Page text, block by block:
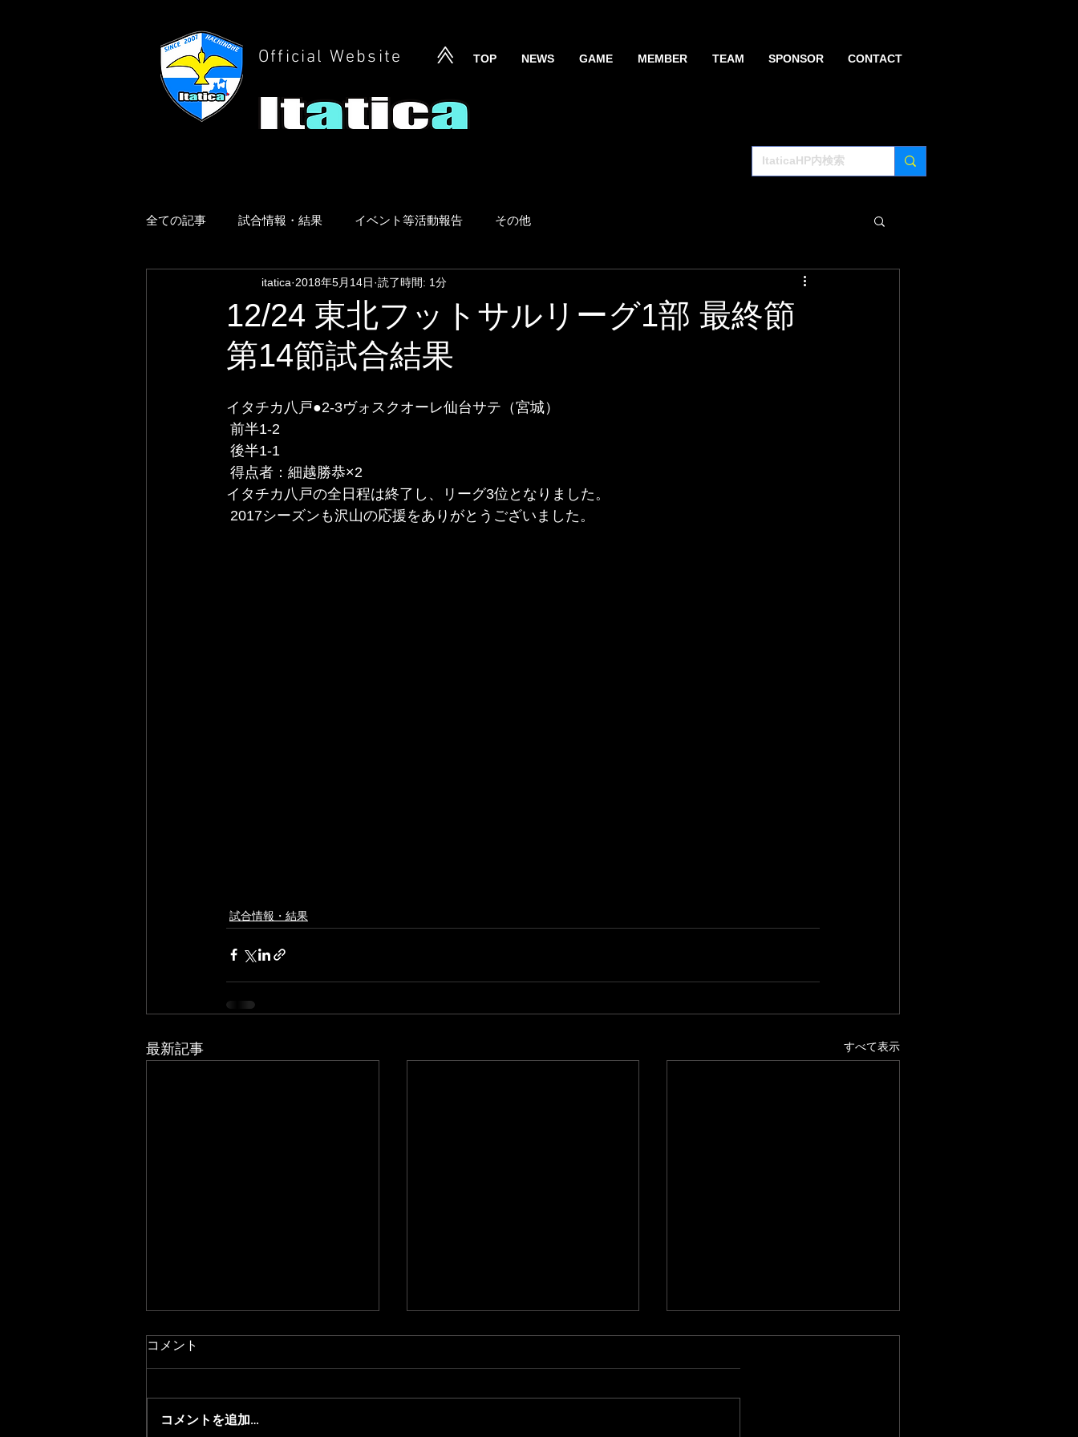
Official Website TOP NEWS GAME MEMBER TEAM SPONSOR CONTACT
全ての記事 試合情報・結果 イベント等活動報告 その他
12/24 東北フットサルリーグ1部 最終節
第14節試合結果
itatica 2018年5月14日 読了時間: 1分
イタチカ八戸●2-3ヴォスクオーレ仙台サテ（宮城）
前半1-2
後半1-1
得点者：細越勝恭×2
イタチカ八戸の全日程は終了し、リーグ3位となりました。
2017シーズンも沢山の応援をありがとうございました。
試合情報・結果
最新記事 すべて表示
コメント
コメントを追加…